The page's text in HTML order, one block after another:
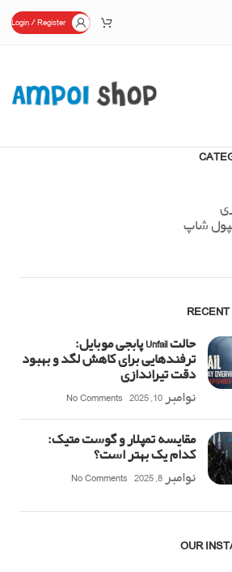
Login / Register
شاپ
حالت Unfail پابجی موبایل:
ترفندهایی برای کاهش لگد و بهبود
دقت تیراندازی
نوامبر 10, 2025
No Comments
مقایسه تمپلار و گوست متیک:
کدام یک بهتر است؟
نوامبر 8, 2025
No Comments
OUR